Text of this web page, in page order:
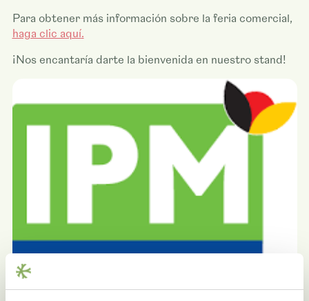
Para obtener más información sobre la feria comercial,
haga clic aquí.
¡Nos encantaría darte la bienvenida en nuestro stand!